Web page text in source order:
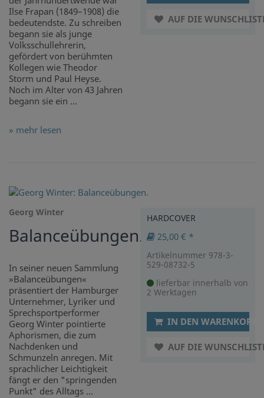
Ilse Frapan (1849–1908) die
bedeutendste. Zu schreiben
begann sie als junge
Volksschullehrerin,
gefördert von berühmten
Kollegen wie Theodor
Storm und Paul Heyse.
Noch im Alter von 43 Jahren
begann sie ein ...
» mehr lesen
AUF DIE
Georg Winter
Balanceübungen.
In seiner neuen Sammlung
»Balanceübungen«
präsentiert der Hamburger
Unternehmer, Lyriker und
Sprechsportperformer
Georg Winter pointierte
Aphorismen, die zum
Nachdenken und
Schmunzeln anregen. Mit
sprachlicher Leichtigkeit
fängt er den "springenden
Punkt" des Alltags ...
HARDCOVER
25,00 € *
Artikelnummer 978-3-
529-08732-5
lieferbar innerhalb von
2 Werktagen
IN DEN WARENKORB
AUF DIE